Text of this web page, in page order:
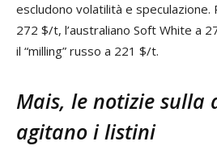
escludono volatilità e speculazione.
272 $/t, l’australiano Soft White a
il “milling” russo a 221 $/t.
Mais, le notizie sulla
agitano i listini